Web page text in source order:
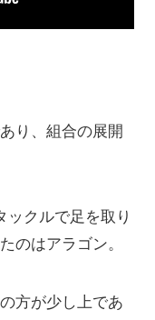
り、組合の展開
ックルで足を取り
のはアラゴン。
方が少し上であ